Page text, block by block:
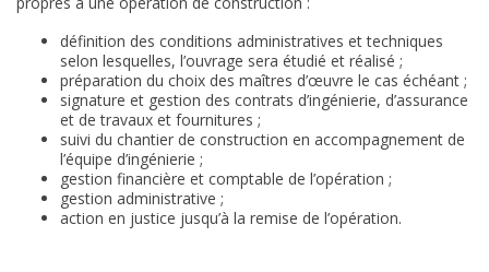
définition des conditions administratives et techniques
selon lesquelles, l’ouvrage sera étudié et réalisé ;
préparation du choix des maîtres d’œuvre le cas échéant ;
signature et gestion des contrats d’ingénierie, d’assurance
et de travaux et fournitures ;
suivi du chantier de construction en accompagnement de
l’équipe d’ingénierie ;
gestion financière et comptable de l’opération ;
gestion administrative ;
action en justice jusqu’à la remise de l’opération.